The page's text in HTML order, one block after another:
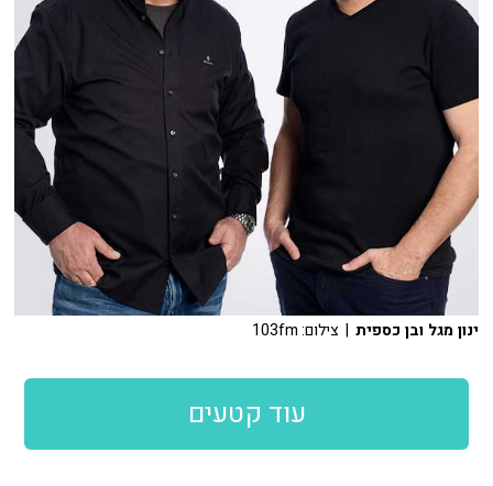
ינון מגל ובן כספית | צילום: 103fm
עוד קטעים